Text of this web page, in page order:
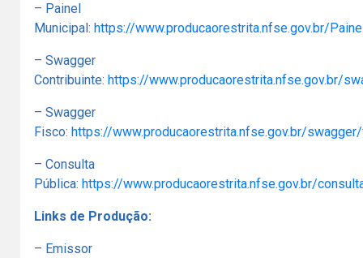
– Painel
Municipal: https://www.producaorestrita.nfse.gov.br/
– Swagger
Contribuinte: https://www.producaorestrita.nfse.gov.br/
– Swagger
Fisco: https://www.producaorestrita.nfse.gov.br/
– Consulta
Pública: https://www.producaorestrita.nfse.gov.br/
Links de Produção:
– Emissor